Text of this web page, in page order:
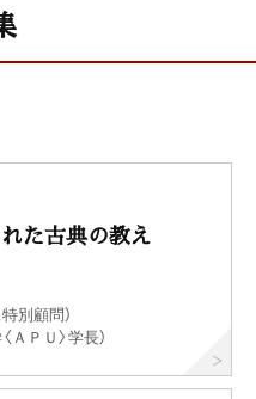
た古典の教え
別顧問）
ＰＵ〉学長）